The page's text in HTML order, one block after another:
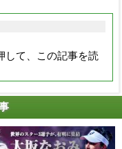
して、この記事を読